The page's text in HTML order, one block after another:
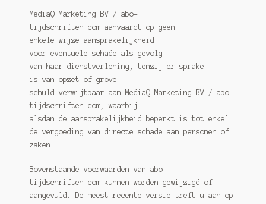
MediaQ Marketing BV / abo-
tijdschriften.com aanvaardt op geen
enkele wijze aansprakelijkheid
voor eventuele schade als gevolg
van haar dienstverlening, tenzij er sprake
is van opzet of grove
schuld verwijtbaar aan MediaQ Marketing BV / abo-
tijdschriften.com, waarbij
alsdan de aansprakelijkheid beperkt is tot enkel
de vergoeding van directe schade aan personen of
zaken.
Bovenstaande voorwaarden van abo-
tijdschriften.com kunnen worden gewijzigd of
aangevuld. De meest recente versie treft u aan op